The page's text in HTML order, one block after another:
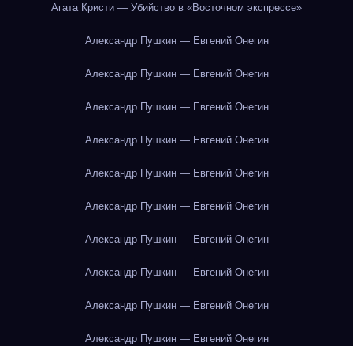
Агата Кристи — Убийство в «Восточном экспрессе»
Александр Пушкин — Евгений Онегин
Александр Пушкин — Евгений Онегин
Александр Пушкин — Евгений Онегин
Александр Пушкин — Евгений Онегин
Александр Пушкин — Евгений Онегин
Александр Пушкин — Евгений Онегин
Александр Пушкин — Евгений Онегин
Александр Пушкин — Евгений Онегин
Александр Пушкин — Евгений Онегин
Александр Пушкин — Евгений Онегин